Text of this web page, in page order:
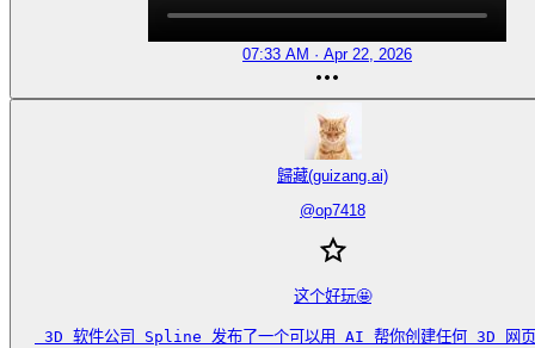
07:33 AM · Apr 22, 2026
歸藏(guizang.ai)
@op7418
这个好玩🤩
3D 软件公司 Spline 发布了一个可以用 AI 帮你创建任何 3D 网页